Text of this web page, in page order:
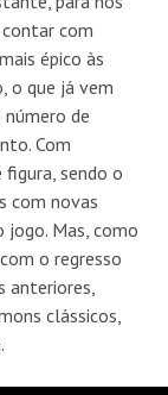
com
épico às
o que já vem
de
Com
figura, sendo o
com novas
jogo. Mas, como
o regresso
anteriores,
clássicos,